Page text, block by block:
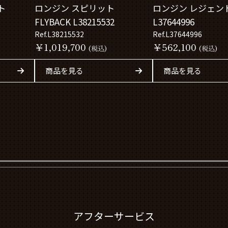
ロンジン スピリット
FLYBACK L38215532
Ref.L38215532
￥1,019,700 (税込)
商品を見る
ロンジン レジェン
L37644996
Ref.L37644996
￥562,100 (税込)
商品を見る
アフターサービス